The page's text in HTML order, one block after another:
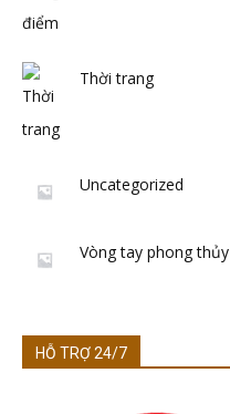
Thời trang
Uncategorized
Vòng tay phong thủy
HỖ TRỢ 24/7